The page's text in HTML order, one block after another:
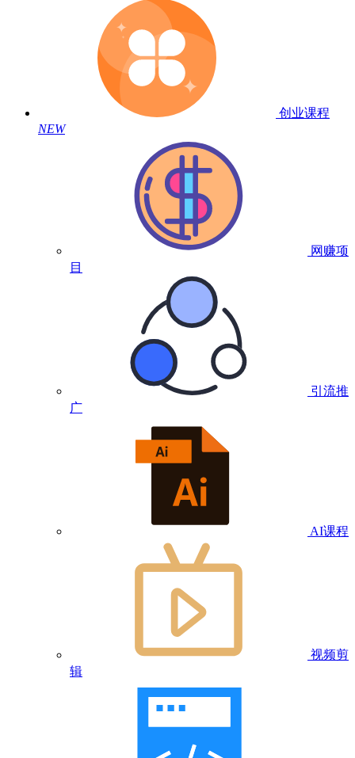
创业课程
NEW
网赚项
目
引流推
广
AI课程
视频剪
辑